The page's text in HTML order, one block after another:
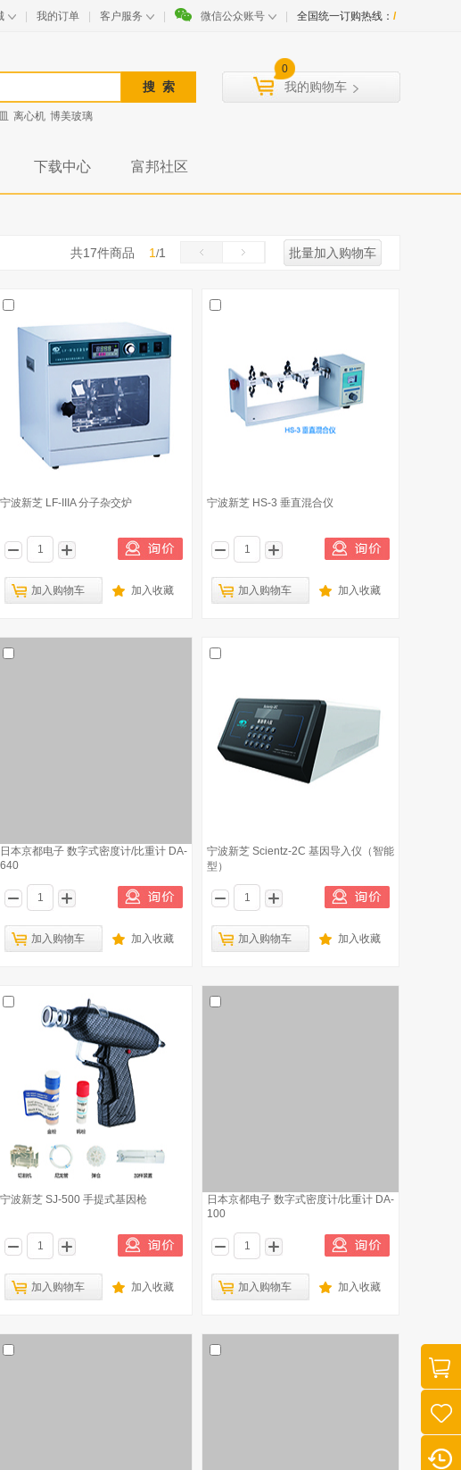
我的订单 客户服务 微信公众账号 全国统一订购热线： /
离心机 博美玻璃
0
我的购物车
下载中心 富邦社区
共17件商品 1 /1 批量加入购物车
宁波新芝 LF-IIIA 分子杂交炉
加入购物车 加入收藏
宁波新芝 HS-3 垂直混合仪
加入购物车 加入收藏
日本京都电子 数字式密度计/比重计 DA-
640
加入购物车 加入收藏
宁波新芝 Scientz-2C 基因导入仪（智能
型）
加入购物车 加入收藏
宁波新芝 SJ-500 手提式基因枪
加入购物车 加入收藏
日本京都电子 数字式密度计/比重计 DA-
100
加入购物车 加入收藏